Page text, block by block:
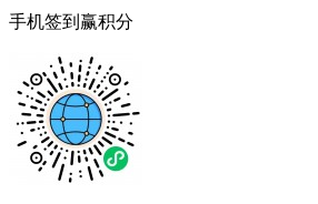
手机签到赢积分